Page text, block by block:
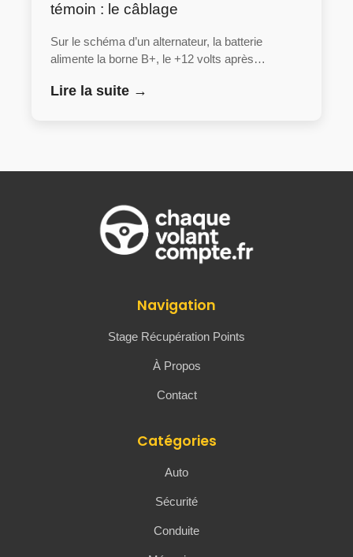
témoin : le câblage
Sur le schéma d’un alternateur, la batterie
alimente la borne B+, le +12 volts après…
Lire la suite →
Navigation
Stage Récupération Points
À Propos
Contact
Catégories
Auto
Sécurité
Conduite